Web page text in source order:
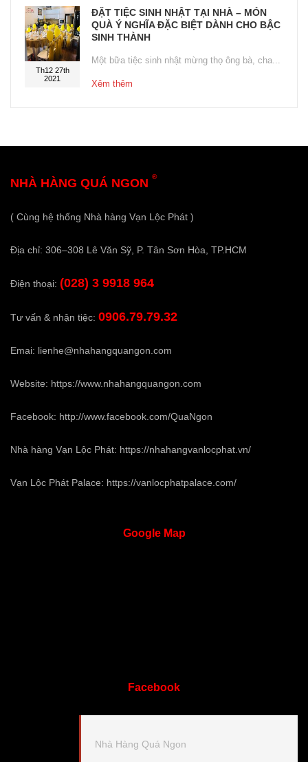
Th12 27th
2021
ĐẶT TIỆC SINH NHẬT TẠI NHÀ – MÓN
QUÀ Ý NGHĨA ĐẶC BIỆT DÀNH CHO BẬC
SINH THÀNH
Một bữa tiệc sinh nhật mừng thọ ông bà, cha...
Xêm thêm
NHÀ HÀNG QUÁ NGON ®
( Cùng hệ thống Nhà hàng Vạn Lộc Phát )
Địa chỉ: 306–308 Lê Văn Sỹ, P. Tân Sơn Hòa, TP.HCM
Điện thoại: (028) 3 9918 964
Tư vấn & nhận tiệc: 0906.79.79.32
Emai: lienhe@nhahangquangon.com
Website: https://www.nhahangquangon.com
Facebook: http://www.facebook.com/QuaNgon
Nhà hàng Vạn Lộc Phát: https://nhahangvanlocphat.vn/
Vạn Lộc Phát Palace: https://vanlocphatpalace.com/
GoogleMap
Facebook
Nhà Hàng Quá Ngon